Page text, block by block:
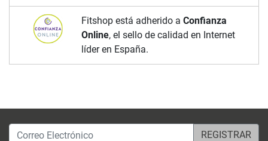
Fitshop está adherido a Confianza
Online, el sello de calidad en Internet
líder en España.
Correo Electrónico